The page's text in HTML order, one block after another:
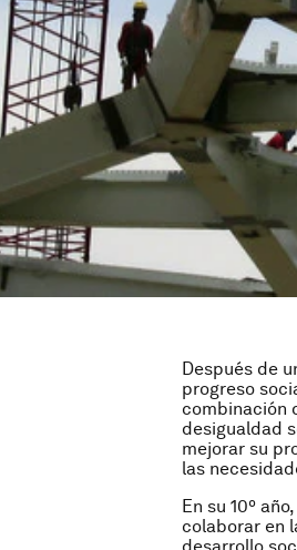
Después de
progreso
combinación
desigualdad
mejorar su
las
En su 10º
colaborar en